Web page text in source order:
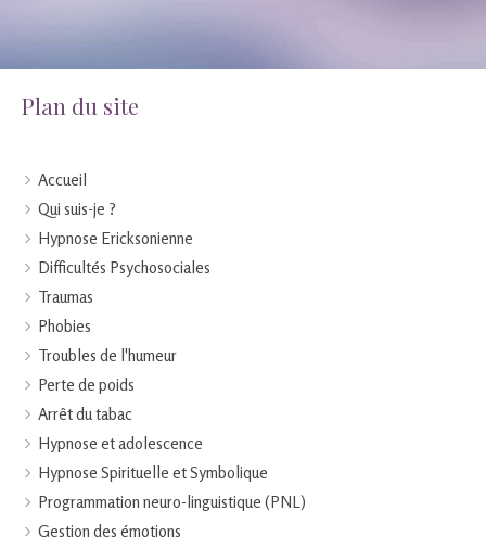
Plan du site
Accueil
Qui suis-je ?
Hypnose Ericksonienne
Difficultés Psychosociales
Traumas
Phobies
Troubles de l'humeur
Perte de poids
Arrêt du tabac
Hypnose et adolescence
Hypnose Spirituelle et Symbolique
Programmation neuro-linguistique (PNL)
Gestion des émotions